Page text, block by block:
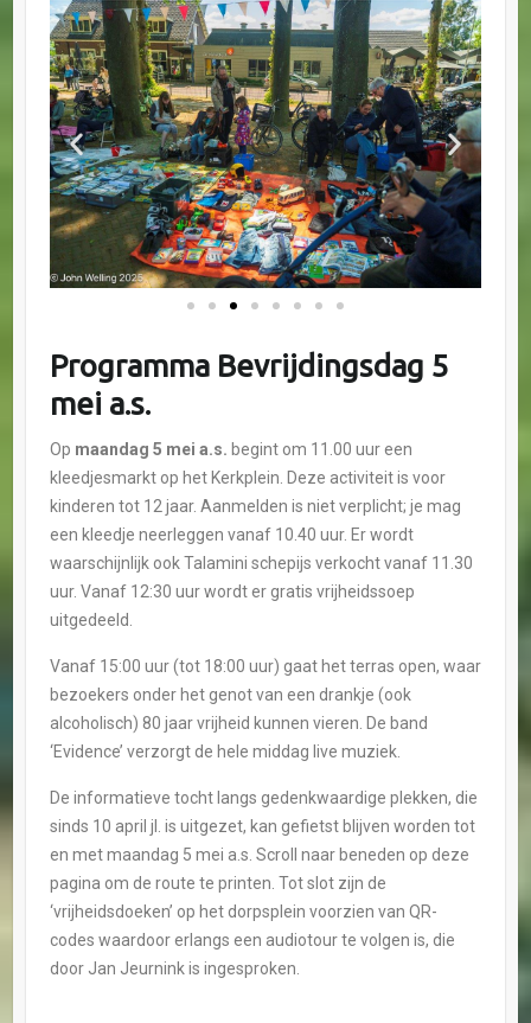
Programma Bevrijdingsdag 5
mei a.s.
Op maandag 5 mei a.s. begint om 11.00 uur een
kleedjesmarkt op het Kerkplein. Deze activiteit is voor
kinderen tot 12 jaar. Aanmelden is niet verplicht; je mag
een kleedje neerleggen vanaf 10.40 uur. Er wordt
waarschijnlijk ook Talamini schepijs verkocht vanaf 11.30
uur. Vanaf 12:30 uur wordt er gratis vrijheidssoep
uitgedeeld.
Vanaf 15:00 uur (tot 18:00 uur) gaat het terras open, waar
bezoekers onder het genot van een drankje (ook
alcoholisch) 80 jaar vrijheid kunnen vieren. De band
‘Evidence’ verzorgt de hele middag live muziek.
De informatieve tocht langs gedenkwaardige plekken, die
sinds 10 april jl. is uitgezet, kan gefietst blijven worden tot
en met maandag 5 mei a.s. Scroll naar beneden op deze
pagina om de route te printen. Tot slot zijn de
‘vrijheidsdoeken’ op het dorpsplein voorzien van QR-
codes waardoor erlangs een audiotour te volgen is, die
door Jan Jeurnink is ingesproken.